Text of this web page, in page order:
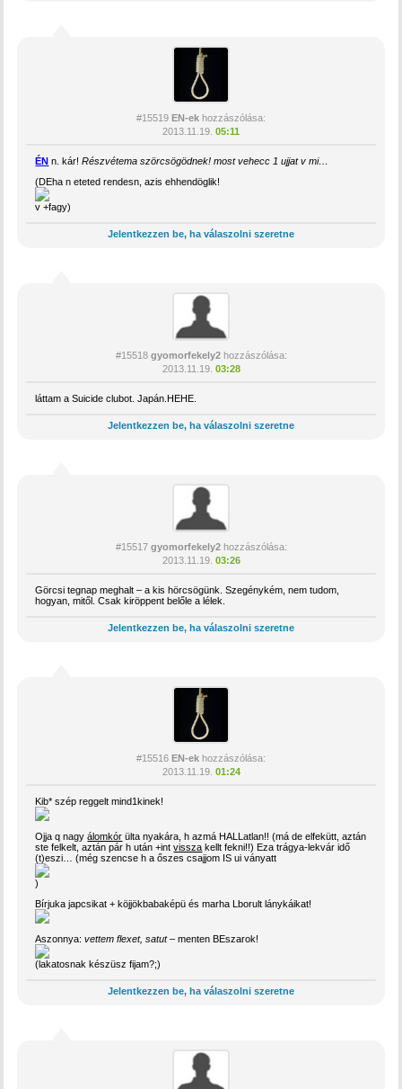
#15519 EN-ek hozzászólása:
2013.11.19. 05:11
ÉN n. kár!Részvétema szörcsögödnek! most vehecc 1 ujjat v mi…
(DEha n eteted rendesn, azis ehhendöglik!
v +fagy)
Jelentkezzen be, ha válaszolni szeretne
#15518 gyomorfekely2hozzászólása:
2013.11.19. 03:28
láttam a Suicide clubot. Japán.HEHE.
Jelentkezzen be, ha válaszolni szeretne
#15517 gyomorfekely2hozzászólása:
2013.11.19. 03:26
Görcsi tegnap meghalt – a kis hörcsögünk. Szegénykém, nem tudom,
hogyan, mitől. Csak kiröppent belőle a lélek.
Jelentkezzen be, ha válaszolni szeretne
#15516 EN-ek hozzászólása:
2013.11.19. 01:24
Kib* szép reggelt mind1kinek!
Ojja q nagyálomkór ülta nyakára, h azmá HALLatlan!! (má de elfekütt, aztán
ste felkelt, aztán pár h után +intvissza kellt fekni!!) Eza trágya-lekvár idő
(t)eszi… (még szencse h a őszes csajjom IS ui ványatt
)
Bírjuka japcsikat + köjjökbabaképü és marha Lborult lánykáikat!
Aszonnya:vettem flexet, satut– menten BEszarok!
(lakatosnak készüsz fijam?;)
Jelentkezzen be, ha válaszolni szeretne